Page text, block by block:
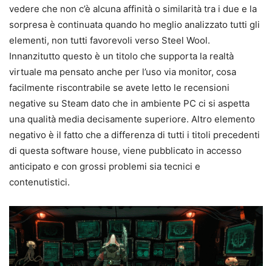
vedere che non c’è alcuna affinità o similarità tra i due e la
sorpresa è continuata quando ho meglio analizzato tutti gli
elementi, non tutti favorevoli verso Steel Wool.
Innanzitutto questo è un titolo che supporta la realtà
virtuale ma pensato anche per l’uso via monitor, cosa
facilmente riscontrabile se avete letto le recensioni
negative su Steam dato che in ambiente PC ci si aspetta
una qualità media decisamente superiore. Altro elemento
negativo è il fatto che a differenza di tutti i titoli precedenti
di questa software house, viene pubblicato in accesso
anticipato e con grossi problemi sia tecnici e
contenutistici.